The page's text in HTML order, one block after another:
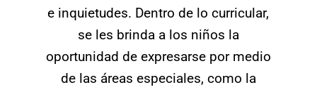
e inquietudes. Dentro de lo curricular,
se les brinda a los niños la
oportunidad de expresarse por medio
de las áreas especiales, como la